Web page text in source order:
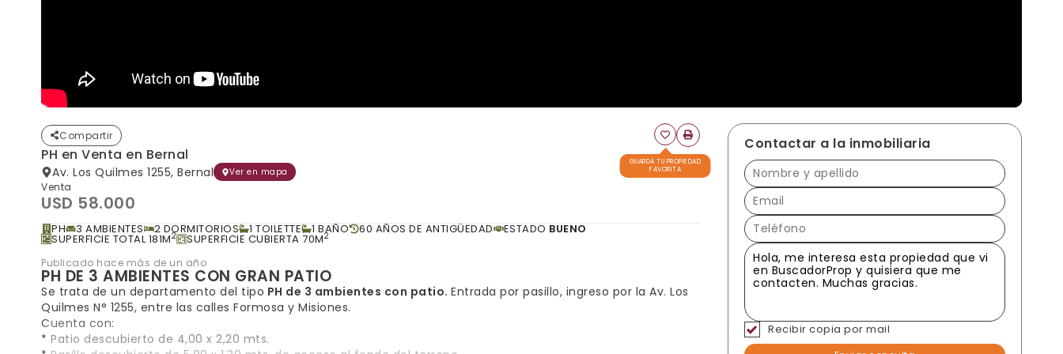
Compartir
GUARDÁ TU PROPIEDAD
FAVORITA
PH en Venta en Bernal
Av. Los Quilmes 1255, Bernal Ver en mapa
Venta
USD 58.000
PH 3 AMBIENTES 2 DORMITORIOS 1 TOILETTE 1 BAÑO 60 AÑOS DE ANTIGÜEDAD ESTADO BUENO
SUPERFICIE TOTAL 181M2 SUPERFICIE CUBIERTA 70M2
Publicado hace más de un año
PH DE 3 AMBIENTES CON GRAN PATIO
Se trata de un departamento del tipo PH de 3 ambientes con patio. Entrada por pasillo, ingreso por la Av. Los
Quilmes N° 1255, entre las calles Formosa y Misiones.
Cuenta con:
* Patio descubierto de 4,00 x 2,20 mts.
Contactar a la inmobiliaria
Recibir copia por mail